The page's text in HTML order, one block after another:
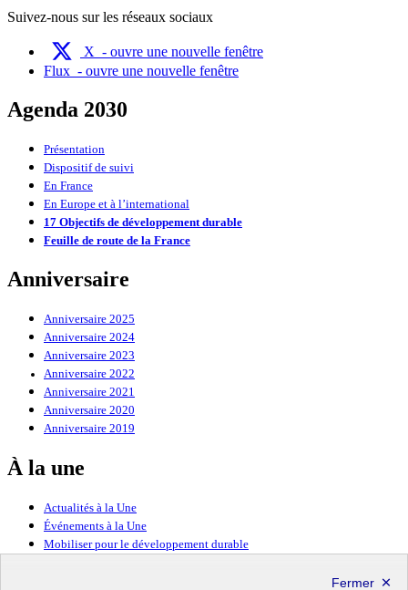
Suivez-nous sur les réseaux sociaux
X - ouvre une nouvelle fenêtre
Flux - ouvre une nouvelle fenêtre
Agenda 2030
Présentation
Dispositif de suivi
En France
En Europe et à l’international
17 Objectifs de développement durable
Feuille de route de la France
Anniversaire
Anniversaire 2025
Anniversaire 2024
Anniversaire 2023
Anniversaire 2022
Anniversaire 2021
Anniversaire 2020
Anniversaire 2019
À la une
Actualités à la Une
Événements à la Une
Mobiliser pour le développement durable